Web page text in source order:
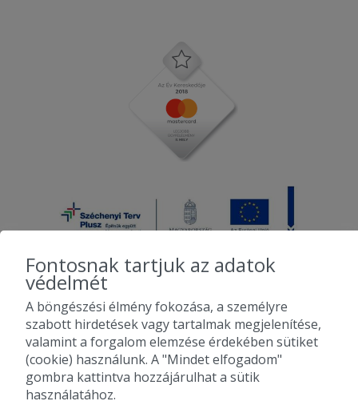
2010-2026 Copyright - Falatozz.hu - Diston-line Kft.
Pizza, gyros, hamburger, menük kedvező áron, egy helyen az összes
étterem ajánlata.
Fontosnak tartjuk az adatok
védelmét
A böngészési élmény fokozása, a személyre
szabott hirdetések vagy tartalmak megjelenítése,
valamint a forgalom elemzése érdekében sütiket
(cookie) használunk. A "Mindet elfogadom"
gombra kattintva hozzájárulhat a sütik
használatához.